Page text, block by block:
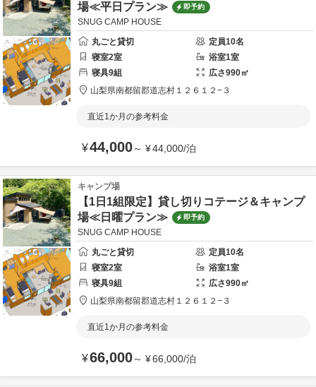
場≪平日プラン≫
即予約
SNUG CAMP HOUSE
丸ごと貸切
定員10名
寝室2室 浴室1室
寝具9組 広さ990㎡
山梨県南都留郡道志村１２６１２−３
直近1か月の参考料金
¥44,000～ ¥44,000/泊
キャンプ場
【1日1組限定】貸し切りコテージ＆キャンプ
場≪日曜プラン≫
即予約
SNUG CAMP HOUSE
丸ごと貸切
定員10名
寝室2室 浴室1室
寝具9組 広さ990㎡
山梨県南都留郡道志村１２６１２−３
直近1か月の参考料金
¥66,000～ ¥66,000/泊